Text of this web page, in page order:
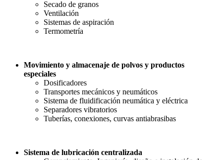
Secado de granos
Ventilación
Sistemas de aspiración
Termometría
Movimiento y almacenaje de polvos y productos
especiales
Dosificadores
Transportes mecánicos y neumáticos
Sistema de fluidificación neumática y eléctrica
Separadores vibratorios
Tuberías, conexiones, curvas antiabrasibas
Sistema de lubricación centralizada